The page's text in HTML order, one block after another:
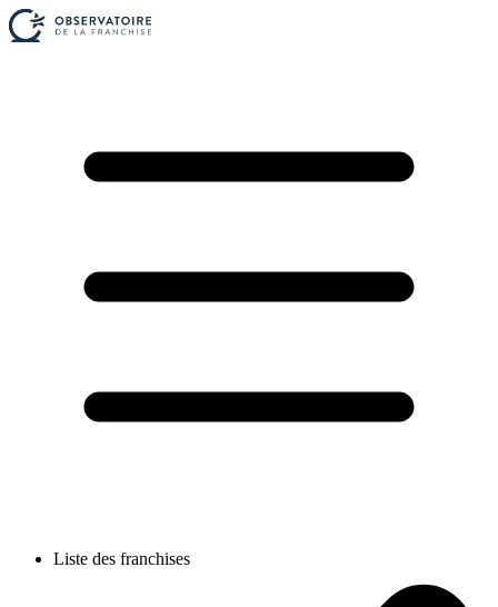
Liste des franchises